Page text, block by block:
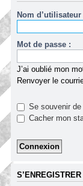
Nom d’utilisateur
Mot de passe :
J’ai oublié mon
Renvoyer le
Se souvenir de
Cacher mon
S’ENREGISTRER